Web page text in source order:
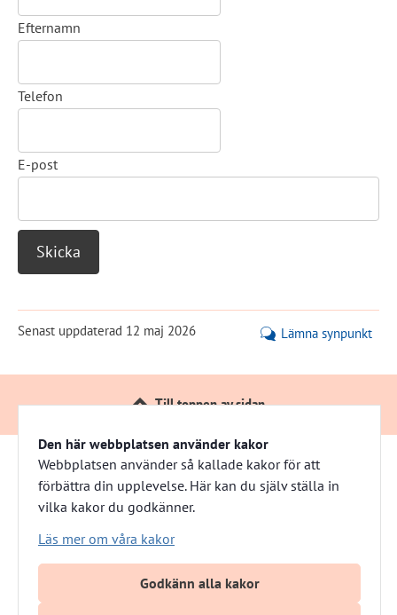
Den här webbplatsen använder kakor
Webbplatsen använder så kallade kakor för att
förbättra din upplevelse. Här kan du själv ställa in
vilka kakor du godkänner.
Läs mer om våra kakor
Godkänn alla kakor
Efternamn
Telefon
E-post
Senast uppdaterad 12 maj 2026 Lämna synpunkt
Till toppen av sidan
Härnösandshus
Växel: 0611-882 00
E-post: info@harnosandshus.se